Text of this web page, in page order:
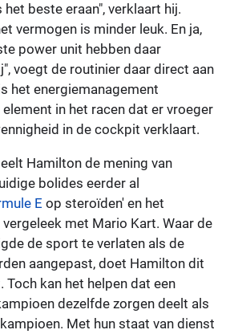
het beste eraan", verklaart hij.
vermogen is minder leuk. En ja,
power unit hebben daar
voegt de routinier daar direct aan
het energiemanagement
in het racen dat er vroeger
in de cockpit verklaart.
Hamilton de mening van
bolides eerder al
E op steroïden' en het
met Mario Kart. Waar de
de sport te verlaten als de
aangepast, doet Hamilton dit
kan het helpen dat een
dezelfde zorgen deelt als
Met hun staat van dienst